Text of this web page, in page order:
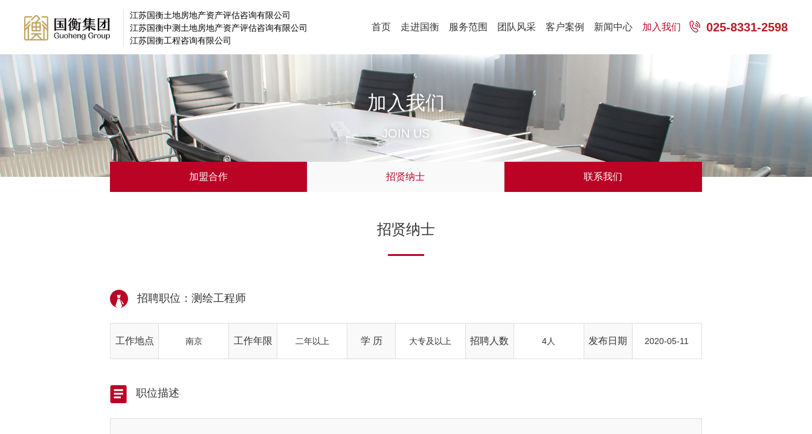
江苏国衡土地房地产资产评估咨询有限公司
江苏国衡中测土地房地产资产评估咨询有限公司
江苏国衡工程咨询有限公司
025-8331-2598
首页 走进国衡 服务范围 团队风采 客户案例 新闻中心 加入我们
加入我们
JOIN US
加盟合作 招贤纳士 联系我们
招贤纳士
招聘职位：测绘工程师
工作地点 南京 工作年限 二年以上 学 历 大专及以上 招聘人数 4人 发布日期 2020-05-11
职位描述